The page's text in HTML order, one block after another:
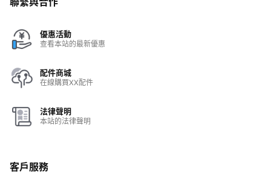
優惠活動
查看本站的最新優惠
配件商城
在線購買XX配件
法律聲明
本站的法律聲明
客戶服務